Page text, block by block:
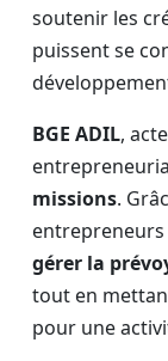
soutenir les
puissent se
BGE ADIL,
missions.
entrepreneurs
gérer la
tout en
pour une